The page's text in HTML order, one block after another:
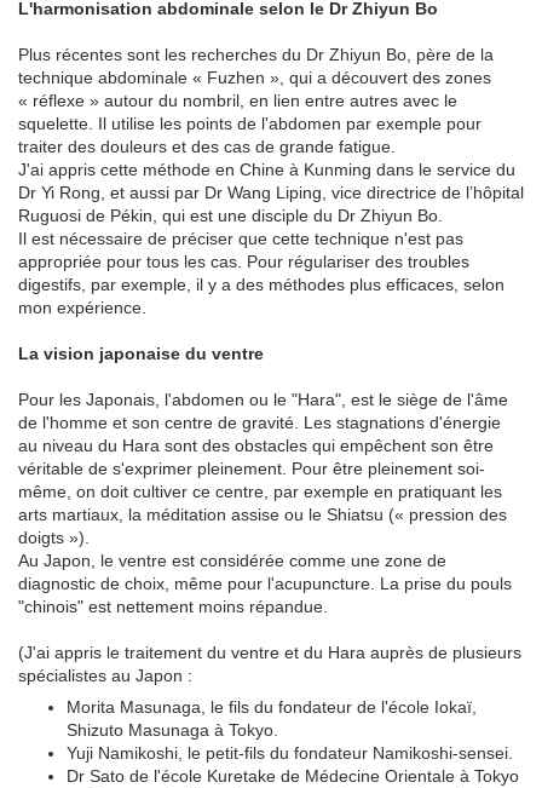
L'harmonisation abdominale selon le Dr Zhiyun Bo
Plus récentes sont les recherches du Dr Zhiyun Bo, père de la
technique abdominale « Fuzhen », qui a découvert des zones
« réflexe » autour du nombril, en lien entre autres avec le
squelette. Il utilise les points de l'abdomen par exemple pour
traiter des douleurs et des cas de grande fatigue.
J'ai appris cette méthode en Chine à Kunming dans le service du
Dr Yi Rong, et aussi par Dr Wang Liping, vice directrice de l’hôpital
Ruguosi de Pékin, qui est une disciple du Dr Zhiyun Bo.
Il est nécessaire de préciser que cette technique n'est pas
appropriée pour tous les cas. Pour régulariser des troubles
digestifs, par exemple, il y a des méthodes plus efficaces, selon
mon expérience.
La vision japonaise du ventre
Pour les Japonais, l'abdomen ou le "Hara", est le siège de l'âme
de l'homme et son centre de gravité. Les stagnations d'énergie
au niveau du Hara sont des obstacles qui empêchent son être
véritable de s'exprimer pleinement. Pour être pleinement soi-
même, on doit cultiver ce centre, par exemple en pratiquant les
arts martiaux, la méditation assise ou le Shiatsu (« pression des
doigts »).
Au Japon, le ventre est considérée comme une zone de
diagnostic de choix, même pour l'acupuncture. La prise du pouls
"chinois" est nettement moins répandue.
(J'ai appris le traitement du ventre et du Hara auprès de plusieurs
spécialistes au Japon :
Morita Masunaga, le fils du fondateur de l'école Iokaï,
Shizuto Masunaga à Tokyo.
Yuji Namikoshi, le petit-fils du fondateur Namikoshi-sensei.
Dr Sato de l'école Kuretake de Médecine Orientale à Tokyo